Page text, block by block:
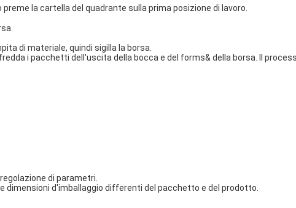
la cartella del quadrante sulla prima posizione di lavoro.
di materiale, quindi sigilla la borsa.
i pacchetti dell'uscita della bocca e del forms& della borsa. Il
di parametri.
dimensioni d'imballaggio differenti del pacchetto e del prodotto.